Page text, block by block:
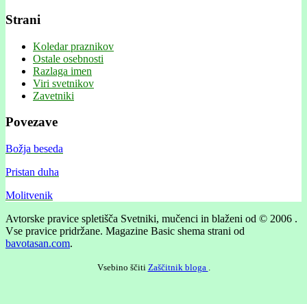
Strani
Koledar praznikov
Ostale osebnosti
Razlaga imen
Viri svetnikov
Zavetniki
Povezave
Božja beseda
Pristan duha
Molitvenik
Avtorske pravice spletišča Svetniki, mučenci in blaženi od © 2006 .
Vse pravice pridržane. Magazine Basic shema strani od
bavotasan.com.
Vsebino ščiti Zaščitnik bloga